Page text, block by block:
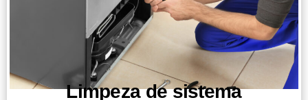
Limpeza de sistema